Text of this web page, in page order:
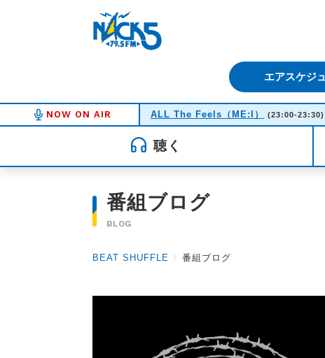
エアスケジ
NOW ON AIR ALL The Feels（ME:I） (23:00-23:30)
聴く
番組ブログ
BLOG
BEAT SHUFFLE 〉 番組ブログ